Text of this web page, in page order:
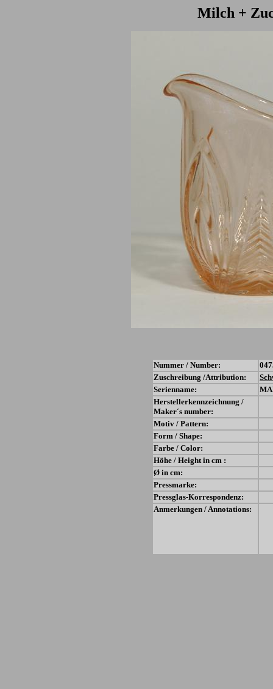
Milch +
Nummer / Number:
Zuschreibung /Attribution:
Serienname:
Herstellerkennzeichnung /
Maker´s number:
Motiv / Pattern:
Form / Shape:
Farbe / Color:
Höhe / Height in cm :
Ø in cm:
Pressmarke:
Pressglas-Korrespondenz:
Anmerkungen / Annotations: